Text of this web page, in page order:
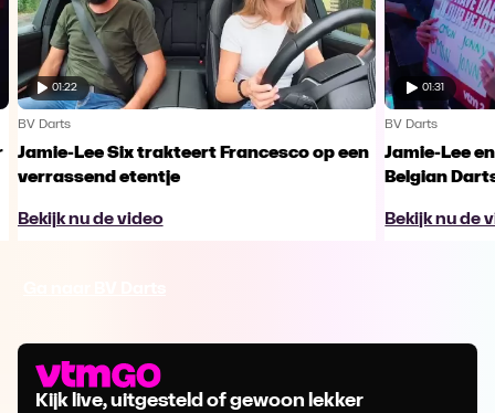
01:22
BV Darts
Jamie-Lee Six trakteert Francesco op een
verrassend etentje
Bekijk nu de video
01:31
BV Darts
Jamie-Lee
Belgian
Bekijk nu de
Kijk live, uitgesteld of gewoon lekker